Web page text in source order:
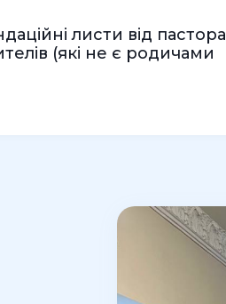
листи від пастора
(які не є родичами